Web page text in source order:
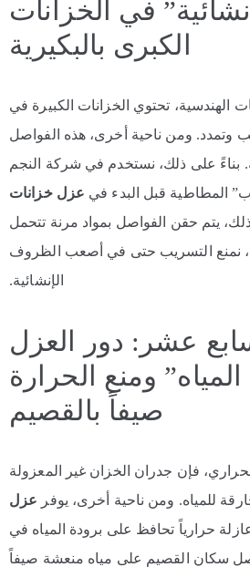
في الخزانات
الكبرى بالبكيرية
الهندسية، تحتوي الخزانات الكبيرة في
ومن ناحية أخرى، هذه الفواصل
بناءً على ذلك، نستخدم في شركة النجم
المطاطية قبل البدء في عزل خزانات
يتم حقن الفواصل بمواد مرنة تتحمل
نمنع التسريب حتى في أصعب الظروف
الإنشائية.
عشر: دور العزل
ومنع الحرارة
صيفاً بالقصيم
فإن جدران الخزان غير المعزولة
للمياه. ومن ناحية أخرى، يوفر عزل
حرارياً تحافظ على برودة المياه في
سكان القصيم على مياه منعشة صيفاً